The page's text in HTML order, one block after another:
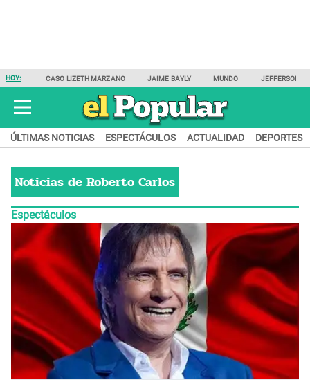
HOY: CASO LIZETH MARZANO JAIME BAYLY MUNDO JEFFERSON
ÚLTIMAS NOTICIAS ESPECTÁCULOS ACTUALIDAD DEPORTES
Noticias de Roberto Carlos
Espectáculos